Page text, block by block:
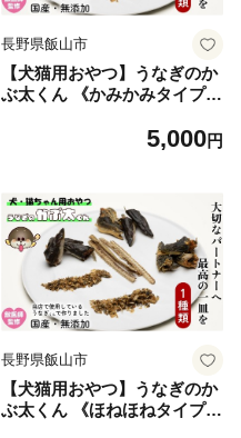
長野県飯山市
【犬猫用おやつ】うなぎのか
ぶ太くん 《かみかみタイプ》
ットフード（Ab-201-1）
5,000円
長野県飯山市
【犬猫用おやつ】うなぎのか
ぶ太くん 《ほねほねタイプ》